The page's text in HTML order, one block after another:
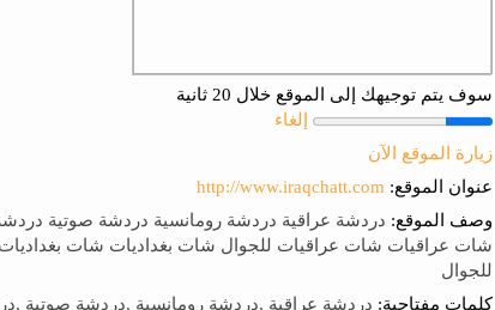
سوف يتم توجيهك إلى الموقع خلال 20 ثانية
إلغاء
زيارة الموقع الآن
عنوان الموقع: http://www.iraqchatt.com
وصف الموقع: دردشة عراقية دردشة رومانسية دردشة صوتية
شات عراقيات شات عراقيات للجوال شات بغداديات شات
للجوال
كلمات مفتاحية: دردشة عراقية ,دردشة رومانسية ,دردشة صوتية